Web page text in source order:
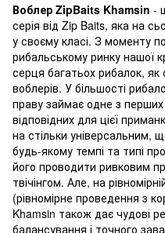
Воблер ZipBaits Khamsin -
серія від Zip Baits, яка на
у своєму класі. З моменту
рибальському ринку нашої
серця багатьох рибалок, як
воблерів. У більшості
праву займає одне з
відповідних для цієї
на стільки універсальним,
будь-якому темпі та типі
його проводити ривковим
твічінгом. Але, на
(рівномірне проведення з
Khamsin також дає чудові
балансування і точного